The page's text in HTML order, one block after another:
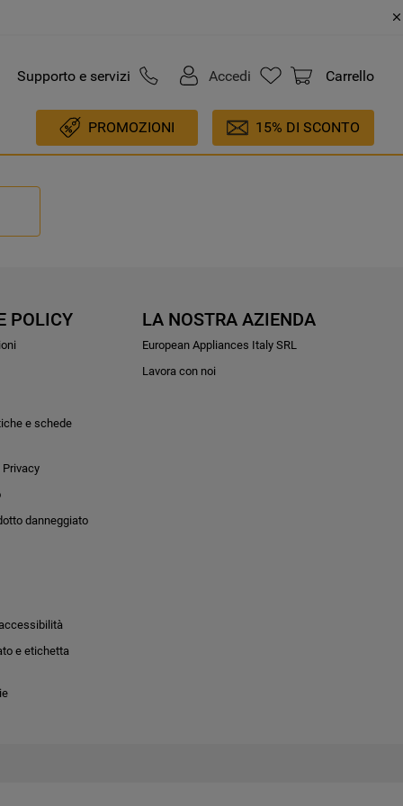
Supporto e servizi Accedi Carrello
PROMOZIONI 15% DI SCONTO
POLICY
e schede
danneggiato
e etichetta
LA NOSTRA AZIENDA
European Appliances Italy SRL
Lavora con noi